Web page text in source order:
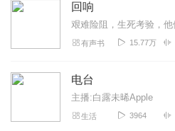
回响
有声书 15.77万
电台
主播:白露未晞Apple
生活 3964